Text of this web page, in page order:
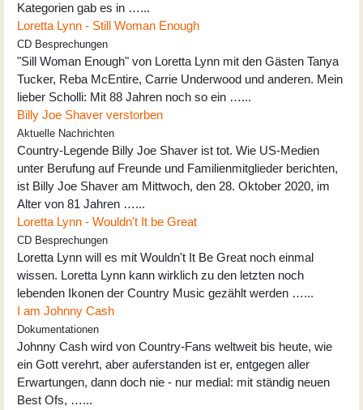
Kategorien gab es in …...
Loretta Lynn - Still Woman Enough
CD Besprechungen
"Sill Woman Enough" von Loretta Lynn mit den Gästen Tanya
Tucker, Reba McEntire, Carrie Underwood und anderen. Mein
lieber Scholli: Mit 88 Jahren noch so ein …...
Billy Joe Shaver verstorben
Aktuelle Nachrichten
Country-Legende Billy Joe Shaver ist tot. Wie US-Medien
unter Berufung auf Freunde und Familienmitglieder berichten,
ist Billy Joe Shaver am Mittwoch, den 28. Oktober 2020, im
Alter von 81 Jahren …...
Loretta Lynn - Wouldn't It be Great
CD Besprechungen
Loretta Lynn will es mit Wouldn't It Be Great noch einmal
wissen. Loretta Lynn kann wirklich zu den letzten noch
lebenden Ikonen der Country Music gezählt werden …...
I am Johnny Cash
Dokumentationen
Johnny Cash wird von Country-Fans weltweit bis heute, wie
ein Gott verehrt, aber auferstanden ist er, entgegen aller
Erwartungen, dann doch nie - nur medial: mit ständig neuen
Best Ofs, …...